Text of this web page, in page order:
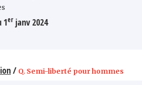
1er janv 2024
/ Q. Semi-liberté pour hommes